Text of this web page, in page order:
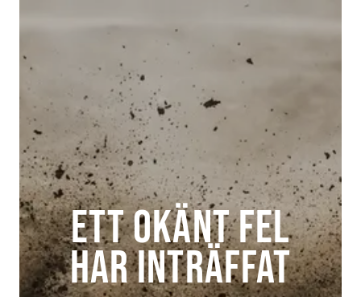
Ett okänt fel
har inträffat